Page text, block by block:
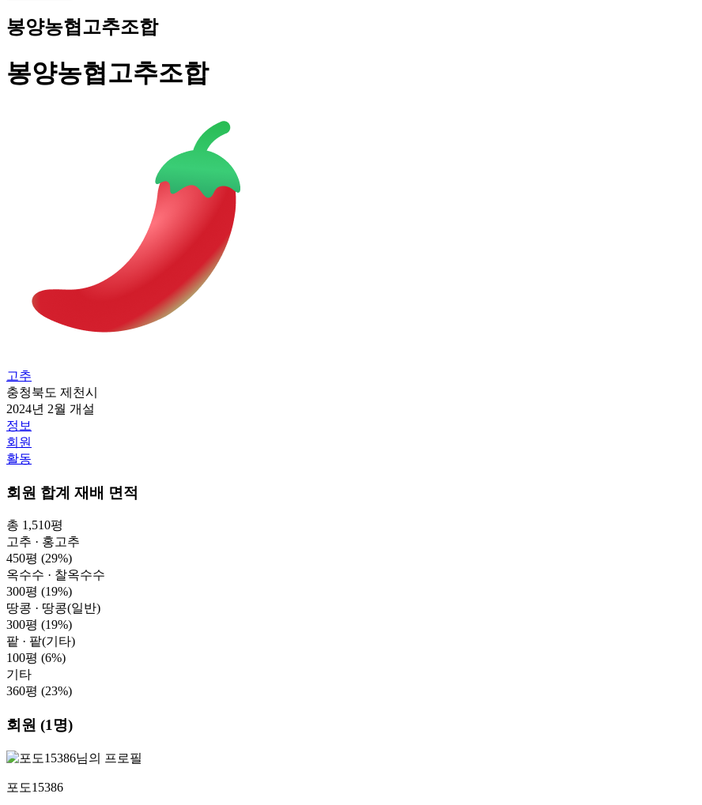
봉양농협고추조합
봉양농협고추조합
고추
충청북도 제천시
2024년 2월 개설
정보
회원
활동
회원 합계 재배 면적
총 1,510평
고추 · 홍고추
450평 (29%)
옥수수 · 찰옥수수
300평 (19%)
땅콩 · 땅콩(일반)
300평 (19%)
팥 · 팥(기타)
100평 (6%)
기타
360평 (23%)
회원 (1명)
포도15386